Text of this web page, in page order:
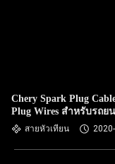
Chery Spark Plug
Plug Wires สำหรับรถย
สายหัวเทียน